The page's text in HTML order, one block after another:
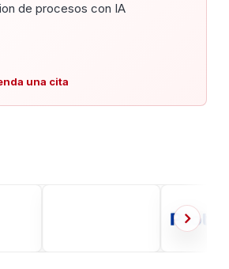
de procesos con IA
una cita